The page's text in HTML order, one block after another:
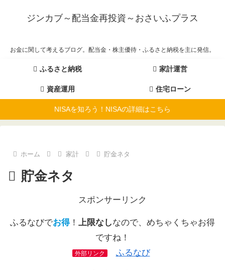
ジンカブ～配当金再投資～おさいふプラス
お金に関して考えるブログ。配当金・株主優待・ふるさと納税を主に発信。
ふるさと納税 家計運営
資産運用 住宅ローン
NISAを知ろう！NISAの詳細はこちら
ホーム 家計 貯金ネタ
貯金ネタ
スポンサーリンク
ふるなびでお得！ 上限なしなので、めちゃくちゃお得
ですね！
外部リンク ふるなび